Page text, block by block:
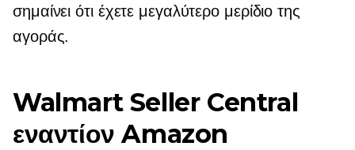
σημαίνει ότι έχετε μεγαλύτερο μερίδιο της
αγοράς.
Walmart Seller Central
εναντίον Amazon